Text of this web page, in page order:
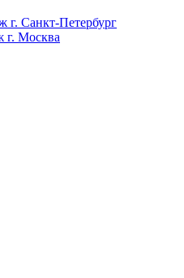
г. Санкт-Петербург
г. Москва